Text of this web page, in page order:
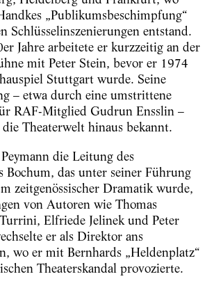
„Publikumsbeschimpfung“
Schlüsselinszenierungen entstand.
Jahre arbeitete er kurzzeitig an der
mit Peter Stein, bevor er 1974
Stuttgart wurde. Seine
– etwa durch eine umstrittene
RAF-Mitglied Gudrun Ensslin –
Theaterwelt hinaus bekannt.
die Leitung des
Bochum, das unter seiner Führung
zeitgenössischer Dramatik wurde,
von Autoren wie Thomas
Elfriede Jelinek und Peter
er als Direktor ans
wo er mit Bernhards „Heldenplatz“
Theaterskandal provozierte.